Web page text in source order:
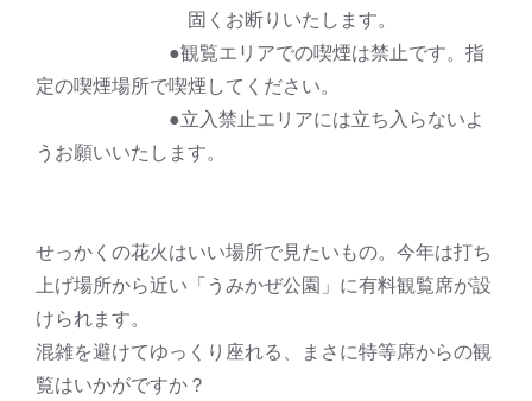
固くお断りいたします。
●観覧エリアでの喫煙は禁止です。指
定の喫煙場所で喫煙してください。
●立入禁止エリアには立ち入らないよ
うお願いいたします。
せっかくの花火はいい場所で見たいもの。今年は打ち
上げ場所から近い「うみかぜ公園」に有料観覧席が設
けられます。
混雑を避けてゆっくり座れる、まさに特等席からの観
覧はいかがですか？